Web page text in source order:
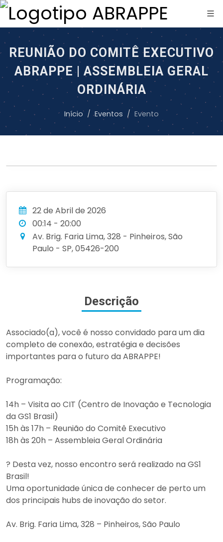
REUNIÃO DO COMITÊ EXECUTIVO
ABRAPPE | ASSEMBLEIA GERAL
ORDINÁRIA
Início Eventos Evento
22 de Abril de 2026
00:14 - 20:00
Av. Brig. Faria Lima, 328 - Pinheiros, São
Paulo - SP, 05426-200
Descrição
Associado(a), você é nosso convidado para um dia
completo de conexão, estratégia e decisões
importantes para o futuro da ABRAPPE!
Programação:
14h – Visita ao CIT (Centro de Inovação e Tecnologia
da GS1 Brasil)
15h às 17h – Reunião do Comitê Executivo
18h às 20h – Assembleia Geral Ordinária
? Desta vez, nosso encontro será realizado na GS1
Brasil!
Uma oportunidade única de conhecer de perto um
dos principais hubs de inovação do setor.
Av. Brig. Faria Lima, 328 – Pinheiros, São Paulo